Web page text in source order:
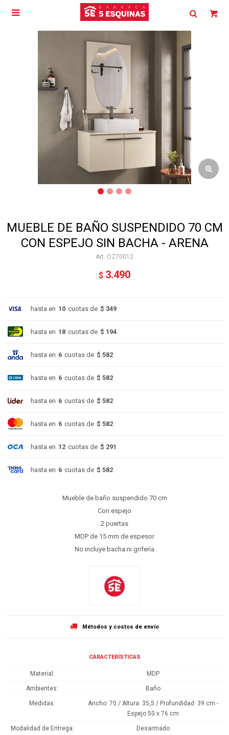

MUEBLE DE BAÑO SUSPENDIDO 70 CM
CON ESPEJO SIN BACHA - ARENA
OZ70012
$ 3.490
hasta en 10 cuotas de $ 349
hasta en 18 cuotas de $ 194
hasta en 6 cuotas de $ 582
hasta en 6 cuotas de $ 582
hasta en 6 cuotas de $ 582
hasta en 6 cuotas de $ 582
hasta en 12 cuotas de $ 291
hasta en 6 cuotas de $ 582
Mueble de baño suspendido 70 cm
Con espejo
2 puertas
MDP de 15 mm de espesor
No incluye bacha ni grifería
Métodos y costos de envío
CARACTERÍSTICAS
Material MDP
Ambientes Baño
Medidas
Ancho: 70 / Altura: 35,5 / Profundidad: 39 cm -
Espejo 50 x 76 cm
Modalidad de Entrega Desarmado